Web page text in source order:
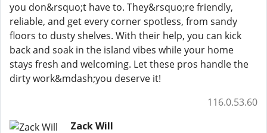
you don&rsquo;t have to. They&rsquo;re friendly,
reliable, and get every corner spotless, from sandy
floors to dusty shelves. With their help, you can kick
back and soak in the island vibes while your home
stays fresh and welcoming. Let these pros handle the
dirty work&mdash;you deserve it!
116.0.53.60
Zack Will